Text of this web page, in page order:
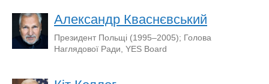
Александр Кваснєвський
Президент Польщі (1995–2005); Голова
Наглядової Ради, YES Board